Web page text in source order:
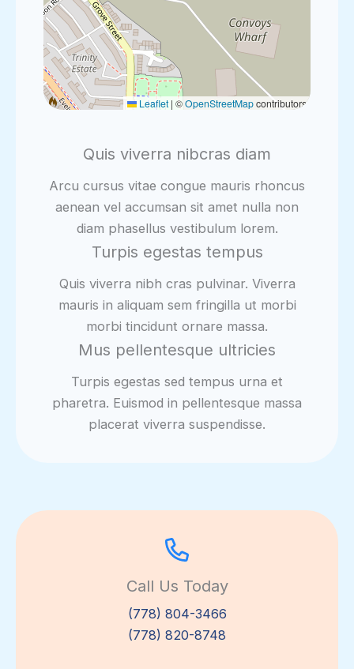
Leaflet | ©OpenStreetMapcontributors
Quis viverra nibcras diam
Arcu cursus vitae congue mauris rhoncus
aenean vel accumsan sit amet nulla non
diam phasellus vestibulum lorem.
Turpis egestas tempus
Quis viverra nibh cras pulvinar. Viverra
mauris in aliquam sem fringilla ut morbi
morbi tincidunt ornare massa.
Mus pellentesque ultricies
Turpis egestas sed tempus urna et
pharetra. Euismod in pellentesque massa
placerat viverra suspendisse.
Call Us Today
(778) 804-3466
(778) 820-8748